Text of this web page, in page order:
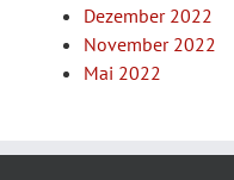
Dezember 2022
November 2022
Mai 2022